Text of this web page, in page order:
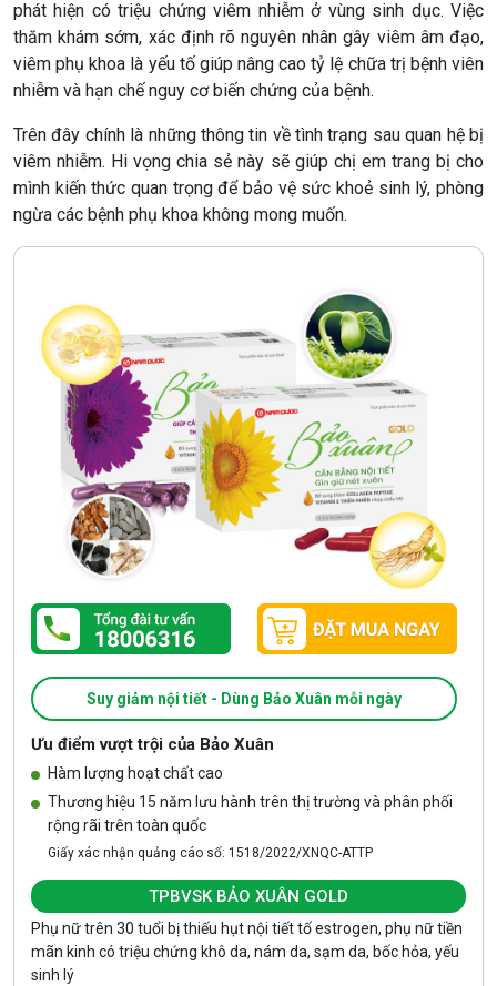
phát hiện có triệu chứng viêm nhiễm ở vùng sinh dục. Việc
thăm khám sớm, xác định rõ nguyên nhân gây viêm âm đạo,
viêm phụ khoa là yếu tố giúp nâng cao tỷ lệ chữa trị bệnh viên
nhiễm và hạn chế nguy cơ biến chứng của bệnh.
Trên đây chính là những thông tin về tình trạng sau quan hệ bị
viêm nhiễm. Hi vọng chia sẻ này sẽ giúp chị em trang bị cho
mình kiến thức quan trọng để bảo vệ sức khoẻ sinh lý, phòng
ngừa các bệnh phụ khoa không mong muốn.
Suy giảm nội tiết - Dùng Bảo Xuân mỗi ngày
Ưu điểm vượt trội của Bảo Xuân
Hàm lượng hoạt chất cao
Thương hiệu 15 năm lưu hành trên thị trường và phân phối
rộng rãi trên toàn quốc
Giấy xác nhận quảng cáo số: 1518/2022/XNQC-ATTP
TPBVSK BẢO XUÂN GOLD
Phụ nữ trên 30 tuổi bị thiếu hụt nội tiết tố estrogen, phụ nữ tiền
mãn kinh có triệu chứng khô da, nám da, sạm da, bốc hỏa, yếu
sinh lý